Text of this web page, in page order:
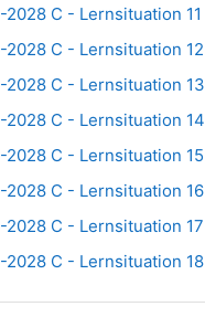
2028 C - Lernsituation 11
2028 C - Lernsituation 12
2028 C - Lernsituation 13
2028 C - Lernsituation 14
2028 C - Lernsituation 15
2028 C - Lernsituation 16
2028 C - Lernsituation 17
2028 C - Lernsituation 18